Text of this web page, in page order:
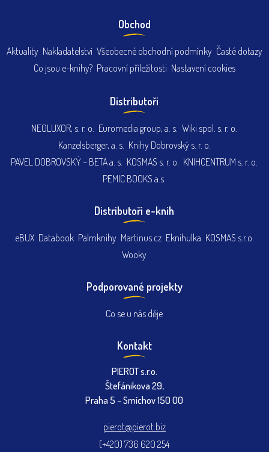
Obchod
Aktuality Nakladatelství Všeobecné obchodní podmínky Časté dotazy
Co jsou e-knihy? Pracovní příležitosti Nastavení cookies
Distributoři
NEOLUXOR, s. r. o. Euromedia group, a. s. Wiki spol. s. r. o.
Kanzelsberger, a. s. Knihy Dobrovský s. r. o.
PAVEL DOBROVSKÝ – BETA a. s. KOSMAS s. r. o. KNIHCENTRUM s. r. o.
PEMIC BOOKS a.s.
Distributoři e-knih
eBUX Databook Palmknihy Martinus.cz Eknihulka KOSMAS s.r.o.
Wooky
Podporované projekty
Co se u nás děje
Kontakt
PIEROT s.r.o.
Štefánikova 29,
Praha 5 – Smíchov 150 00
pierot@pierot.biz
(+420) 736 620 254